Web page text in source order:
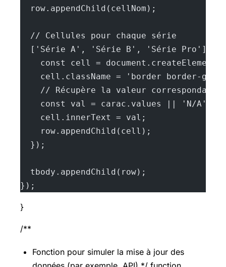
  row.appendChild(cellNom);
  // Cellules pour chaque série
['Série A', 'Série B', 'Série
const cell =
cell.className = 'border border-
// Récupère la valeur
    const val = carac.values || 'N/A';
    cell.innerText = val;
    row.appendChild(cell);
  });
  tbody.appendChild(row);
});
}
/**
Fonction pour simuler la mise à jour des